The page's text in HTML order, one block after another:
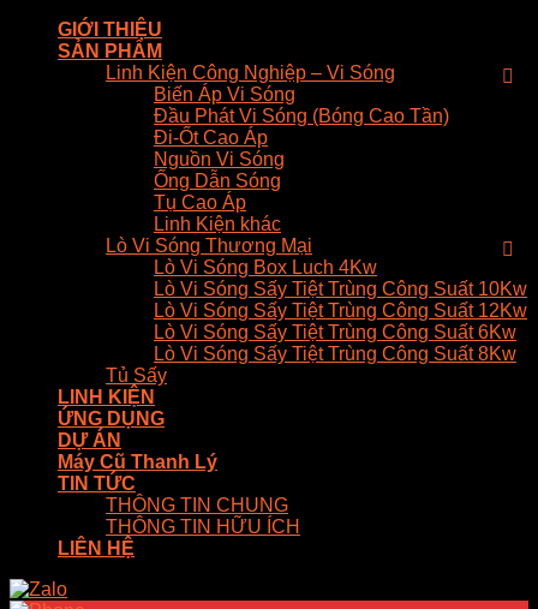
GIỚI THIỆU
SẢN PHẨM
Linh Kiện Công Nghiệp – Vi Sóng
Biến Áp Vi Sóng
Đầu Phát Vi Sóng (Bóng Cao Tần)
Đi-Ốt Cao Áp
Nguồn Vi Sóng
Ống Dẫn Sóng
Tụ Cao Áp
Linh Kiện khác
Lò Vi Sóng Thương Mại
Lò Vi Sóng Box Luch 4Kw
Lò Vi Sóng Sấy Tiệt Trùng Công Suất 10Kw
Lò Vi Sóng Sấy Tiệt Trùng Công Suất 12Kw
Lò Vi Sóng Sấy Tiệt Trùng Công Suất 6Kw
Lò Vi Sóng Sấy Tiệt Trùng Công Suất 8Kw
Tủ Sấy
LINH KIỆN
ỨNG DỤNG
DỰ ÁN
Máy Cũ Thanh Lý
TIN TỨC
THÔNG TIN CHUNG
THÔNG TIN HỮU ÍCH
LIÊN HỆ